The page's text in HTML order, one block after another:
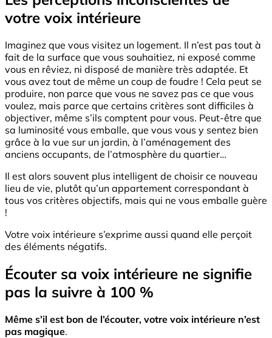
votre voix intérieure
Imaginez que vous visitez un logement. Il n’est pas tout à
fait de la surface que vous souhaitiez, ni exposé comme
vous en rêviez, ni disposé de manière très adaptée. Et
vous avez tout de même un coup de foudre ! Cela peut se
produire, non parce que vous ne savez pas ce que vous
voulez, mais parce que certains critères sont difficiles à
objectiver, même s’ils comptent pour vous. Peut-être que
sa luminosité vous emballe, que vous vous y sentez bien
grâce à la vue sur un jardin, à l’aménagement des
anciens occupants, de l’atmosphère du quartier…
Il est alors souvent plus intelligent de choisir ce nouveau
lieu de vie, plutôt qu’un appartement correspondant à
tous vos critères objectifs, mais qui ne vous emballe guère
!
Votre voix intérieure s’exprime aussi quand elle perçoit
des éléments négatifs.
Écouter sa voix intérieure ne signifie
pas la suivre à 100 %
Même s’il est bon de l’écouter, votre voix intérieure n’est
pas magique.